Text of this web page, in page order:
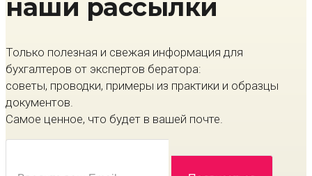
наши рассылки
Только полезная и свежая информация для
бухгалтеров от экспертов бератора:
советы, проводки, примеры из практики и образцы
документов.
Самое ценное, что будет в вашей почте.